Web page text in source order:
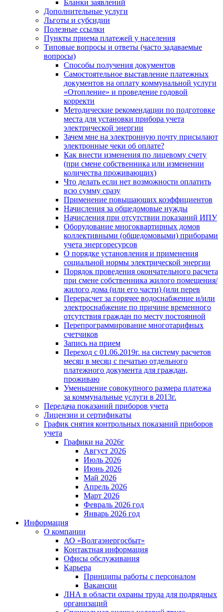
Бланки заявлений
Дополнительные услуги
Льготы и субсидии
Полезные ссылки
Пункты приема платежей у населения
Типовые вопросы и ответы (часто задаваемые
вопросы)
Способы получения документов
Самостоятельное выставление платежных
документов на оплату коммунальной услуги
«Отопление» и проведение годовой
корректи
Методические рекомендации по подготовке
места для установки прибора учета
электрической энергии
Зачем мне на электронную почту присылают
электронные чеки об оплате?
Как внести изменения по лицевому счету
(при смене собственника или изменении
количества проживающих)
Что делать если нет возможности оплатить
всю сумму сразу
Применение повышающих коэффициентов
Начисления за общедомовые нужды
Начисления при отсутствии показаний ИПУ
Оборудование многоквартирных домов
коллективными (общедомовыми) приборами
учета энергоресурсов
О порядке установления и применения
социальной нормы электрической энергии
Порядок проведения окончательного расчета
при смене собственника жилого помещения/
жилого дома (или его части) (или перев
Перерасчет за горячее водоснабжение и/или
электроснабжение по причине временного
отсутствия граждан по месту постоянной
Перепрограммирование многотарифных
счетчиков
Запись на прием
Переход с 01.06.2019г. на систему расчетов
месяц в месяц с печатью отдельного
платежного документа для граждан,
проживаю
Уменьшение совокупного размера платежа
за коммунальные услуги в 2013г.
Передача показаний приборов учета
Лицензии и сертификаты
График снятия контрольных показаний приборов
учета
Графики на 2026г
Август 2026
Июль 2026
Июнь 2026
Май 2026
Апрель 2026
Март 2026
Февраль 2026 год
Январь 2026 год
Информация
О компании
АО «Волгаэнергосбыт»
Контактная информация
Офисы обслуживания
Карьера
Принципы работы с персоналом
Вакансии
ЛНА в области охраны труда для подрядных
организаций